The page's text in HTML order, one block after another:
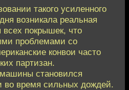
такого усиленного
возникала реальная
покрышек, что
проблемами со
конвои часто
партизан.
становился
во время сильных дождей.